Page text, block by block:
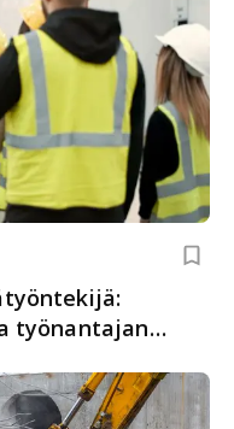
työnantajan